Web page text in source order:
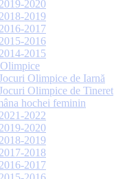
2019-2020
2018-2019
2016-2017
2015-2016
2014-2015
Olimpice de Iarnă
Olimpice de Tineret
hochei feminin
2021-2022
2019-2020
2018-2019
2017-2018
2016-2017